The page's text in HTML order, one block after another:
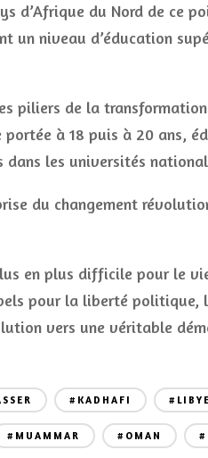
d’Afrique du Nord de ce
un niveau d’éducation
piliers de la
à 18 puis à 20 ans,
dans les universités
du changement
en plus difficile pour le
pour la liberté politique,
vers une véritable
#KADHAFI #LIBYE
#MUAMMAR #OMAN